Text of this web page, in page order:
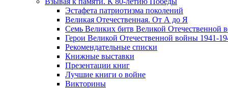
Эcтафета патриотизма поколений
Великая Отечественная. От А до Я
Семь Великих битв Великой Отечественной
Герои Великой Отечественной войны 1941-
Рекомендательные списки
Книжные выставки
Презентации книг
Лучшие книги о войне
Викторины